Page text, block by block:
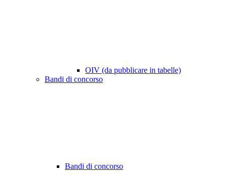
OIV (da pubblicare in tabelle)
Bandi di concorso
Bandi di concorso